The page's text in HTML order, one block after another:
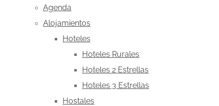
Agenda
Alojamientos
Hoteles
Hoteles Rurales
Hoteles 2 Estrellas
Hoteles 3 Estrellas
Hostales